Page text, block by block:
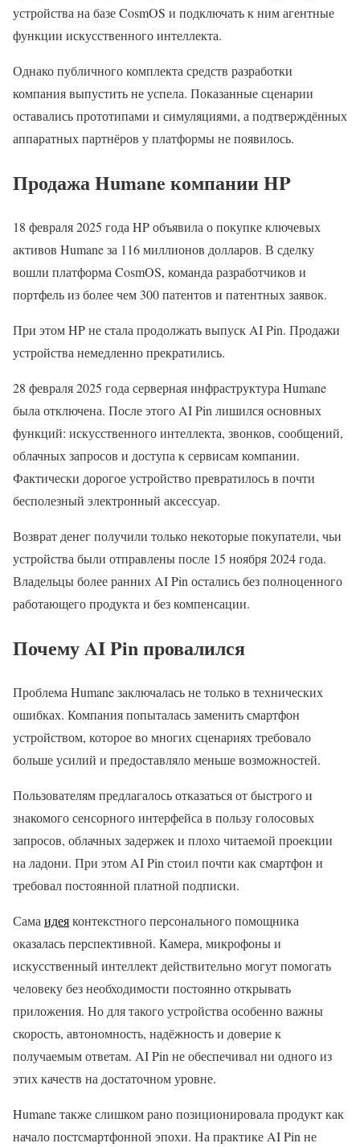
устройства на базе CosmOS и подключать к ним агентные
функции искусственного интеллекта.
Однако публичного комплекта средств разработки
компания выпустить не успела. Показанные сценарии
оставались прототипами и симуляциями, а подтверждённых
аппаратных партнёров у платформы не появилось.
Продажа Humane компании HP
18 февраля 2025 года HP объявила о покупке ключевых
активов Humane за 116 миллионов долларов. В сделку
вошли платформа CosmOS, команда разработчиков и
портфель из более чем 300 патентов и патентных заявок.
При этом HP не стала продолжать выпуск AI Pin. Продажи
устройства немедленно прекратились.
28 февраля 2025 года серверная инфраструктура Humane
была отключена. После этого AI Pin лишился основных
функций: искусственного интеллекта, звонков, сообщений,
облачных запросов и доступа к сервисам компании.
Фактически дорогое устройство превратилось в почти
бесполезный электронный аксессуар.
Возврат денег получили только некоторые покупатели, чьи
устройства были отправлены после 15 ноября 2024 года.
Владельцы более ранних AI Pin остались без полноценного
работающего продукта и без компенсации.
Почему AI Pin провалился
Проблема Humane заключалась не только в технических
ошибках. Компания попыталась заменить смартфон
устройством, которое во многих сценариях требовало
больше усилий и предоставляло меньше возможностей.
Пользователям предлагалось отказаться от быстрого и
знакомого сенсорного интерфейса в пользу голосовых
запросов, облачных задержек и плохо читаемой проекции
на ладони. При этом AI Pin стоил почти как смартфон и
требовал постоянной платной подписки.
Сама идеяконтекстного персонального помощника
оказалась перспективной. Камера, микрофоны и
искусственный интеллект действительно могут помогать
человеку без необходимости постоянно открывать
приложения. Но для такого устройства особенно важны
скорость, автономность, надёжность и доверие к
получаемым ответам. AI Pin не обеспечивал ни одного из
этих качеств на достаточном уровне.
Humane также слишком рано позиционировала продукт как
начало постсмартфонной эпохи. На практике AI Pin не